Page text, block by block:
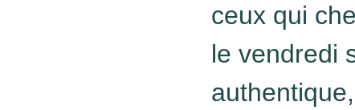
ceux qui
le vendredi